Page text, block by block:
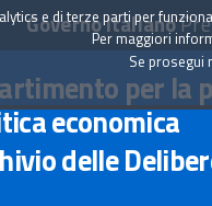
Governo Italiano
per la
economica
delle
e di terze parti per
Per maggiori
Se prosegui